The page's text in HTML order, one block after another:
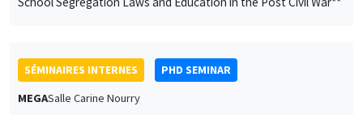
SÉMINAIRES INTERNES
PHD SEMINAR
MEGASalle Carine Nourry